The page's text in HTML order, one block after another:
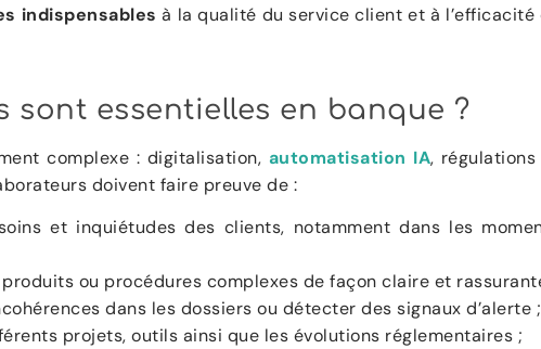
indispensables à la qualité du service client et à l’efficacité
sont essentielles en banque ?
complexe : digitalisation, automatisation IA,
doivent faire preuve de :
et inquiétudes des clients, notamment dans les
ou procédures complexes de façon claire et
dans les dossiers ou détecter des signaux d’alerte ;
projets, outils ainsi que les évolutions réglementaires ;